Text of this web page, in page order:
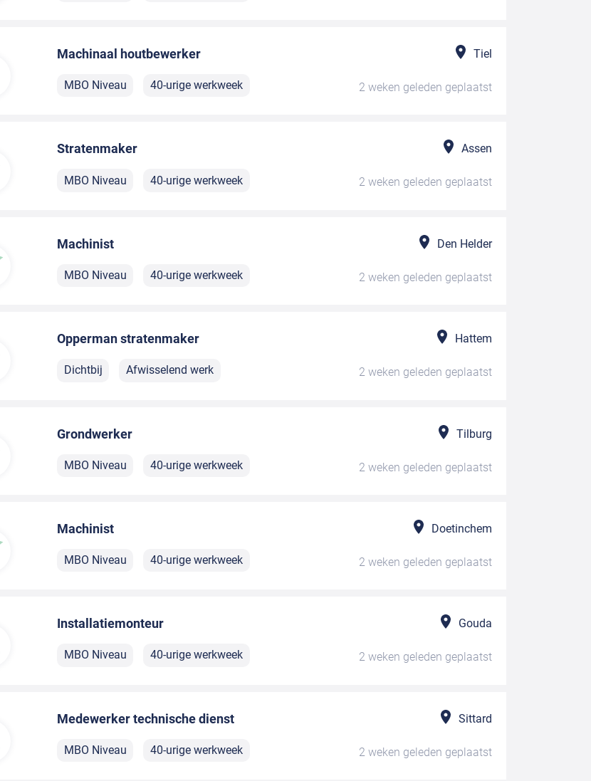
Machinaal houtbewerker Tiel
MBO Niveau 40-urige werkweek 2 weken geleden geplaatst
Stratenmaker Assen
MBO Niveau 40-urige werkweek 2 weken geleden geplaatst
Machinist Den Helder
MBO Niveau 40-urige werkweek 2 weken geleden geplaatst
Opperman stratenmaker Hattem
Dichtbij Afwisselend werk 2 weken geleden geplaatst
Grondwerker Tilburg
MBO Niveau 40-urige werkweek 2 weken geleden geplaatst
Machinist Doetinchem
MBO Niveau 40-urige werkweek 2 weken geleden geplaatst
Installatiemonteur Gouda
MBO Niveau 40-urige werkweek 2 weken geleden geplaatst
Medewerker technische dienst Sittard
MBO Niveau 40-urige werkweek 2 weken geleden geplaatst